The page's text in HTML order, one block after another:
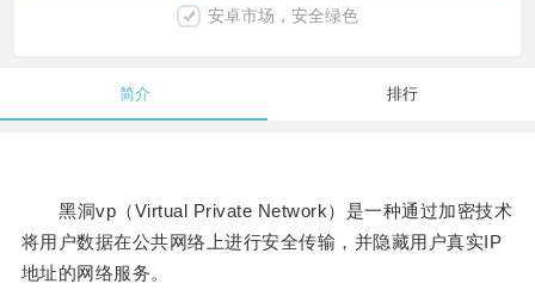
安卓市场，安全绿色
简介 排行
黑洞vp（Virtual Private Network）是一种通过加密技术
将用户数据在公共网络上进行安全传输，并隐藏用户真实IP
地址的网络服务。